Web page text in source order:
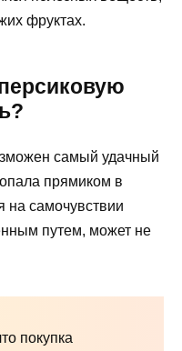
фруктах.
самый удачный
прямиком в
на самочувствии
путем, может не
покупка